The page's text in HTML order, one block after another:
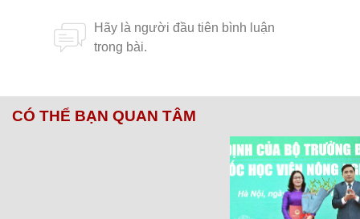
CÓ THỂ BẠN QUAN TÂM